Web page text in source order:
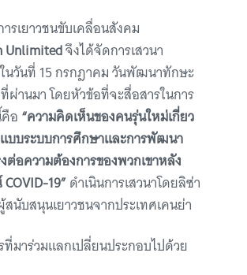
รเยาวชนขับเคลื่อนสังคม
Unlimitedจึงได้จัดการเสวนา
นวันที่ 15 กรกฎาคม วันพัฒนาทักษะ
ผ่านมา โดยหัวข้อที่จะสื่อสารในการ
อ “ความคิดเห็นของคนรุ่นใหม่เกี่ยว
บบระบบการศึกษาและการพัฒนา
ต่อความต้องการของพวกเขาหลัง
19”ดำเนินการเสวนาโดยลิซ่า
สนับสนุนเยาวชนจากประเทศเคนย่า
มาร่วมแลกเปลี่ยนประกอบไปด้วย